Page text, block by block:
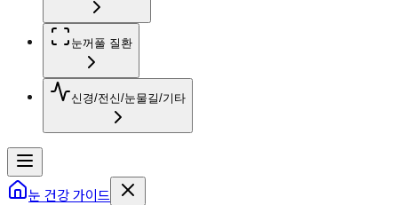
눈꺼풀 질환
신경/전신/눈물길/기타
눈 건강 가이드